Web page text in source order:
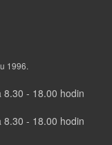
1996.
- 18.00 hodin
- 18.00 hodin